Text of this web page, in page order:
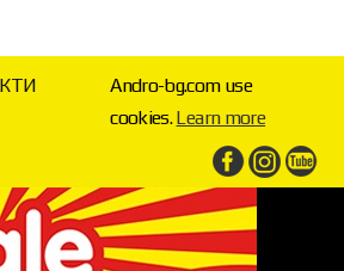
Andro-bg.com use
cookies.Learn more